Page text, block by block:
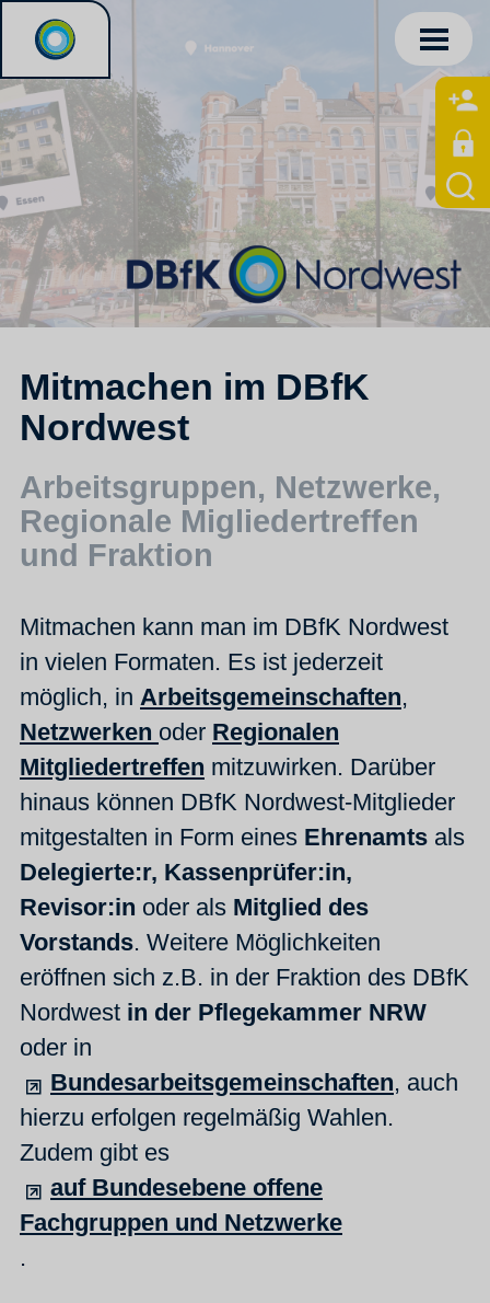
Mitmachen im DBfK
Nordwest
Arbeitsgruppen, Netzwerke,
Regionale Migliedertreffen
und Fraktion
Mitmachen kann man im DBfK Nordwest
in vielen Formaten. Es ist jederzeit
möglich, in Arbeitsgemeinschaften,
Netzwerken oder Regionalen
Mitgliedertreffen mitzuwirken. Darüber
hinaus können DBfK Nordwest-Mitglieder
mitgestalten in Form eines Ehrenamts als
Delegierte:r, Kassenprüfer:in,
Revisor:in oder als Mitglied des
Vorstands. Weitere Möglichkeiten
eröffnen sich z.B. in der Fraktion des DBfK
Nordwest in der Pflegekammer NRW
oder in
Bundesarbeitsgemeinschaften, auch
hierzu erfolgen regelmäßig Wahlen.
Zudem gibt es
auf Bundesebene offene
Fachgruppen und Netzwerke
.